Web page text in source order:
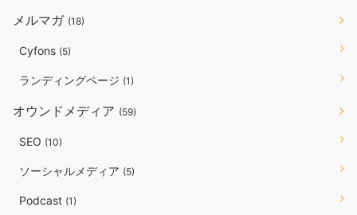
メルマガ (18)
Cyfons (5)
ランディングページ (1)
オウンドメディア (59)
SEO (10)
ソーシャルメディア (5)
Podcast (1)